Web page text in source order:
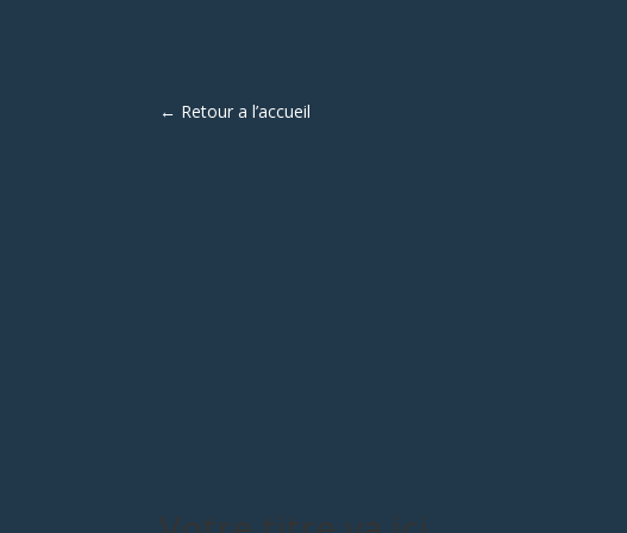
← Retour a l’accueil